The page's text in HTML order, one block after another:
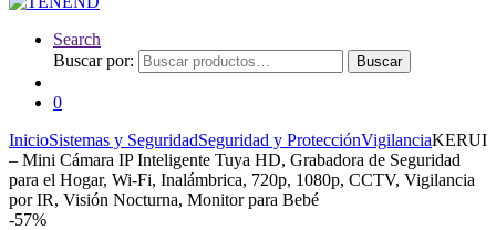
Search
Buscar por:
Buscar
0
InicioSistemas y SeguridadSeguridad y ProtecciónVigilanciaKERUI
– Mini Cámara IP Inteligente Tuya HD, Grabadora de Seguridad
para el Hogar, Wi-Fi, Inalámbrica, 720p, 1080p, CCTV, Vigilancia
por IR, Visión Nocturna, Monitor para Bebé
-57%